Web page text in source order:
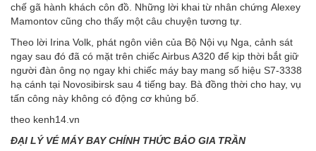
chế gã hành khách côn đồ. Những lời khai từ nhân chứng Alexey
Mamontov cũng cho thấy một câu chuyện tương tự.
Theo lời Irina Volk, phát ngôn viên của Bộ Nội vụ Nga, cảnh sát
ngay sau đó đã có mặt trên chiếc Airbus A320 để kịp thời bắt giữ
người đàn ông nọ ngay khi chiếc máy bay mang số hiệu S7-3338
hạ cánh tại Novosibirsk sau 4 tiếng bay. Bà đồng thời cho hay, vụ
tấn công này không có động cơ khủng bố.
theo kenh14.vn
ĐẠI LÝ VÉ MÁY BAY CHÍNH THỨC BẢO GIA TRẦN